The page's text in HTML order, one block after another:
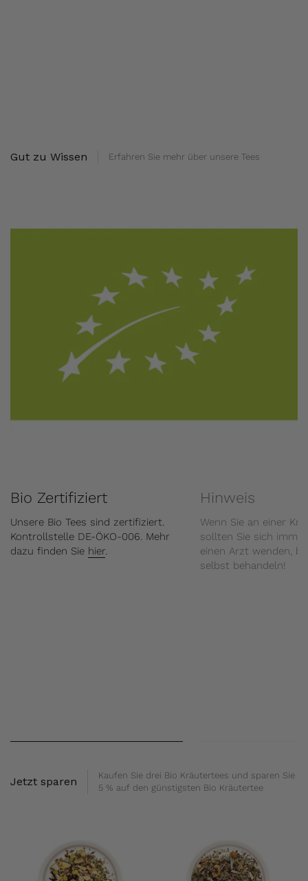
Gut zu Wissen Erfahren Sie mehr über unsere Tees
Bio Zertifiziert
Unsere Bio Tees sind zertifiziert.
Kontrollstelle DE-ÖKO-006. Mehr
dazu finden Sie hier.
Hinweis
Wenn Sie an einer
sollten Sie sich
einen Arzt wenden,
selbst behandeln!
Jetzt sparen
Kaufen Sie drei Bio Kräutertees und sparen Sie
5 % auf den günstigsten Bio Kräutertee